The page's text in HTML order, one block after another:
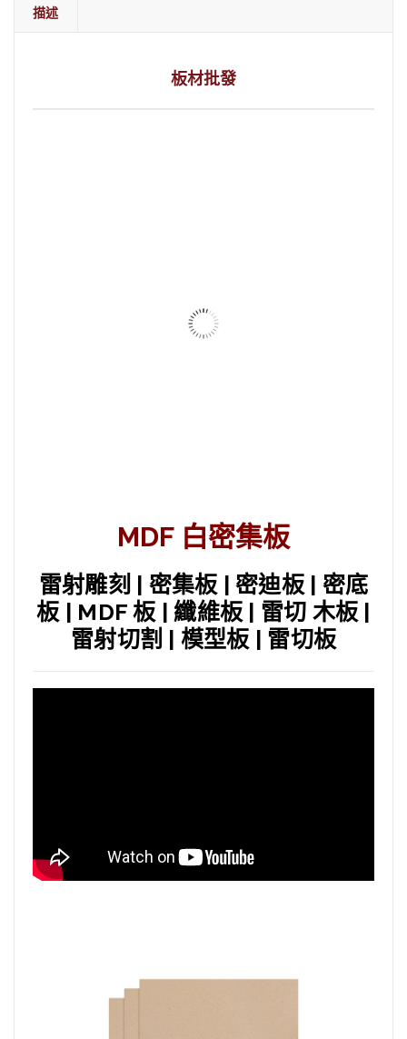
描述
板材批發
板材批發 壓克力
板材批發 素面合板
板材批發 楊木板
MDF 白密集板
雷射雕刻 | 密集板 | 密迪板 | 密底
板 | MDF 板 | 纖維板 | 雷切 木板 |
雷射切割 | 模型板 | 雷切板